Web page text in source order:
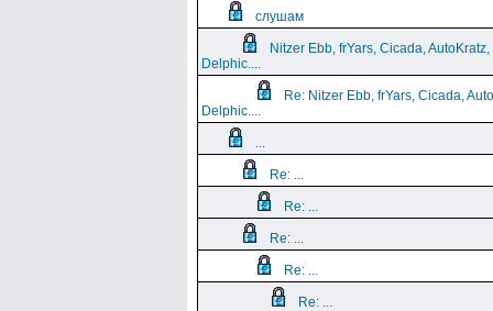
слушам
Nitzer Ebb, frYars, Cicada, AutoKratz,
Delphic....
Re: Nitzer Ebb, frYars, Cicada,
Delphic....
...
Re: ...
Re: ...
Re: ...
Re: ...
Re: ...